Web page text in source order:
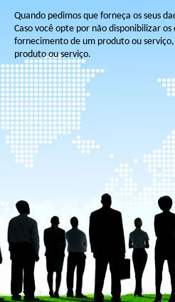
Quando pedimos que forneça os seus
Caso você opte por não disponibilizar os
fornecimento de um produto ou
produto ou serviço.